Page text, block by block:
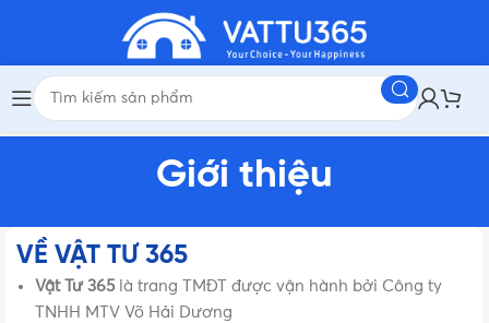
Giới thiệu
VỀ VẬT TƯ 365
Vật Tư 365là trang TMĐT được vận hành bởi Công ty
TNHH MTV Võ Hải Dương